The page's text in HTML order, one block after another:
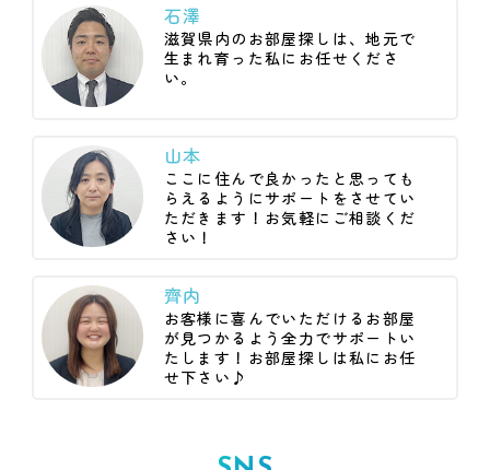
石澤
滋賀県内のお部屋探しは、地元で
生まれ育った私にお任せくださ
い。
山本
ここに住んで良かったと思っても
らえるようにサポートをさせてい
ただきます！お気軽にご相談くだ
さい！
齊内
お客様に喜んでいただけるお部屋
が見つかるよう全力でサポートい
たします！お部屋探しは私にお任
せ下さい♪